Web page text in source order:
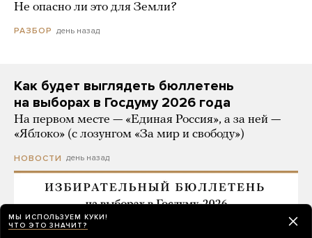
Не опасно ли это для Земли?
РАЗБОР день назад
Как будет выглядеть бюллетень
на выборах в Госдуму 2026 года
На первом месте — «Единая Россия», а за ней —
«Яблоко» (с лозунгом «За мир и свободу»)
НОВОСТИ день назад
МЫ ИСПОЛЬЗУЕМ КУКИ!
ЧТО ЭТО ЗНАЧИТ?